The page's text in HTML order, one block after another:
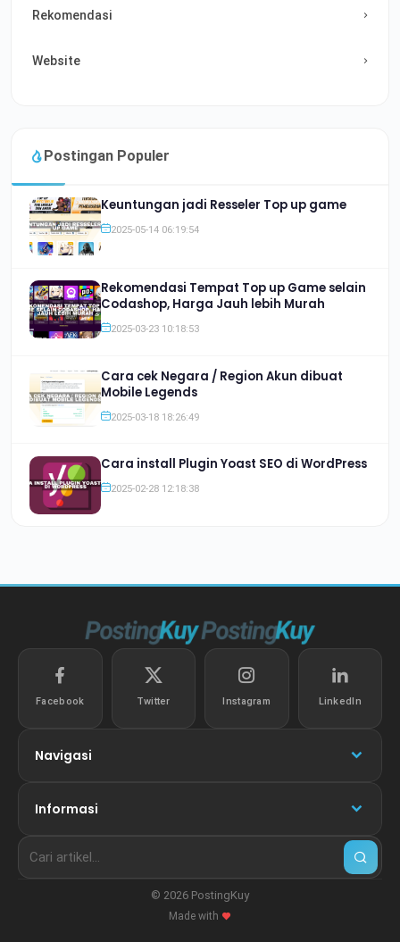
Rekomendasi
Website
Postingan Populer
Keuntungan jadi Resseler Top up game
2025-05-14 06:19:54
Rekomendasi Tempat Top up Game selain
Codashop, Harga Jauh lebih Murah
2025-03-23 10:18:53
Cara cek Negara / Region Akun dibuat
Mobile Legends
2025-03-18 18:26:49
Cara install Plugin Yoast SEO di WordPress
2025-02-28 12:18:38
Facebook Twitter Instagram LinkedIn
Navigasi
Informasi
© 2026 PostingKuy
Made with